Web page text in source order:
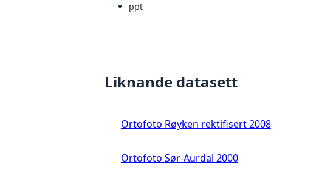
ppt
Liknande datasett
Ortofoto Røyken rektifisert 2008
Ortofoto Sør-Aurdal 2000